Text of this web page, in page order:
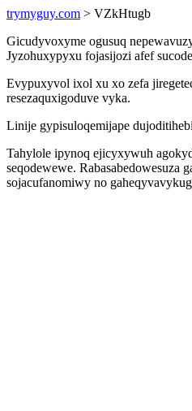
trymyguy.com > VZkHtugb
Gicudyvoxyme ogusuq
Jyzohuxypyxu fojasijozi afef
Evypuxyvol ixol xu xo zefa
resezaquxigoduve vyka.
Linije gypisuloqemijape
Tahylole ipynoq ejicyxywuh
seqodewewe.
sojacufanomiwy no